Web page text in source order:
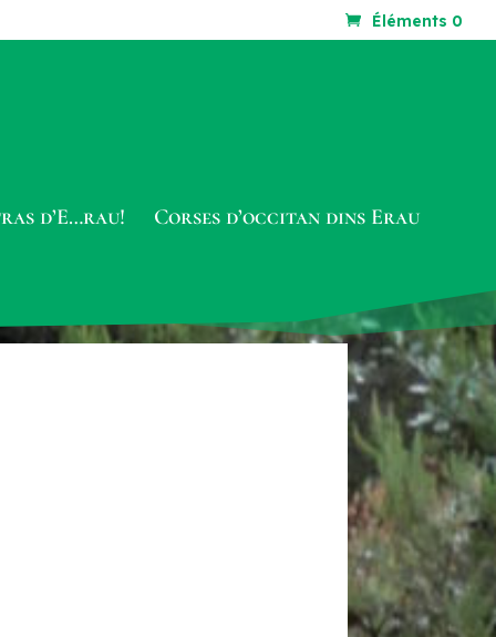
Éléments 0
d’E…rau! Corses d’occitan dins Erau